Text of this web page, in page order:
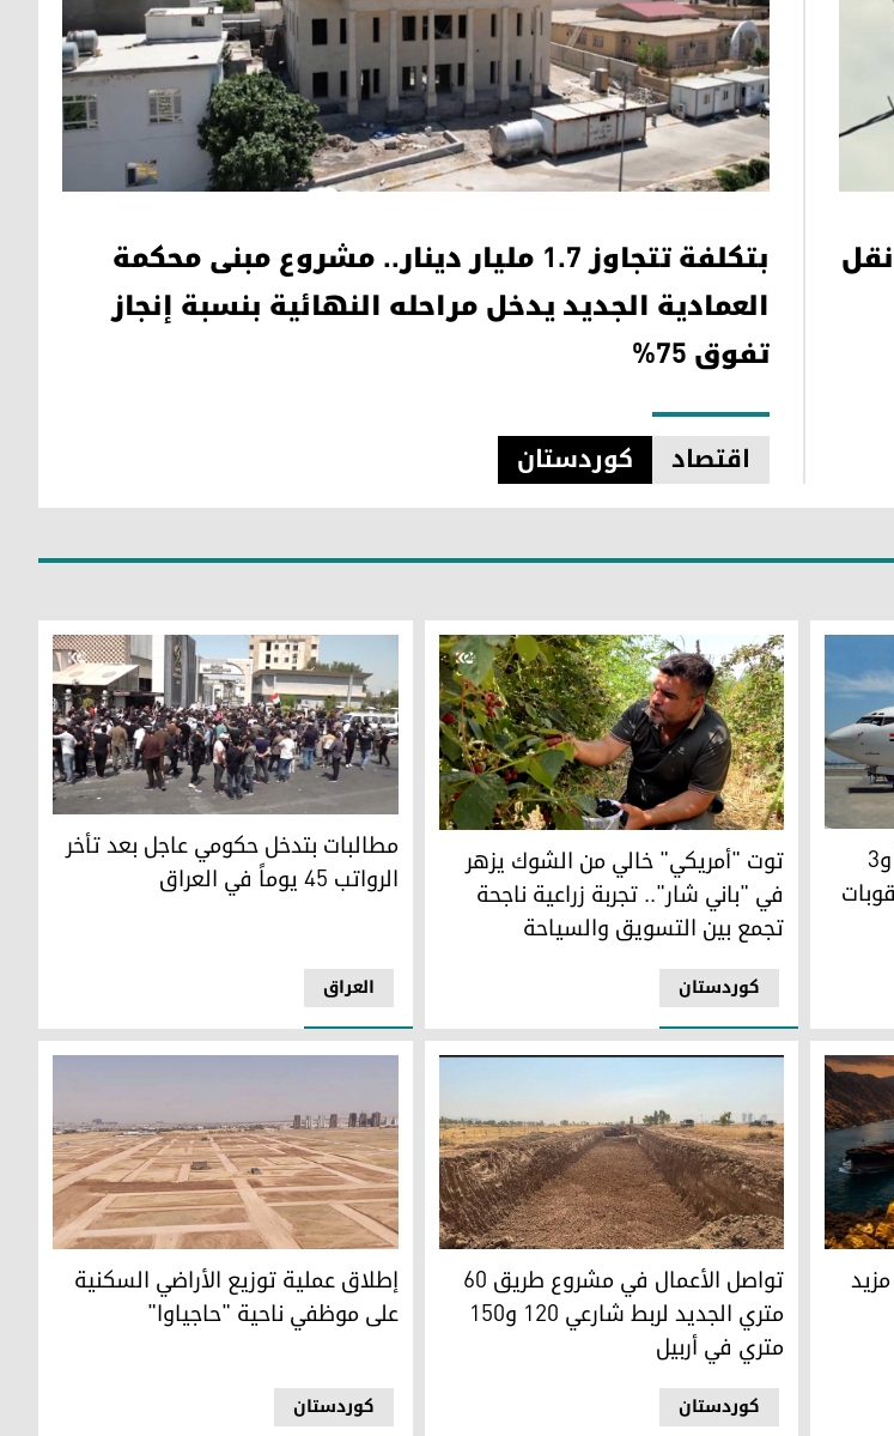
بتكلفة تتجاوز 1.7 مليار دينار.. مشروع مبنى محكمة العمادية الجديد يدخل مراحله النهائية بنسبة إنجاز تفوق 75%
اقتصاد کوردستان
بتكلفة تتجاوز 1.7 مليار دينار.. مشروع مبنى محكمة
العمادية الجديد يدخل مراحله النهائية بنسبة إنجاز
تفوق 75%
واشنطن تشطب "فلاي بغداد" و3
کوردستان
توت "أمريكي" خالي من الشوك يزهر
في "باني شار".. تجربة زراعية ناجحة
تجمع بين التسويق والسياحة
العراق
مطالبات بتدخل حكومي عاجل بعد تأخر
الرواتب 45 يوماً في العراق
کوردستان
تواصل الأعمال في مشروع طريق 60
متري الجديد لربط شارعي 120 و150
متري في أربيل
کوردستان
إطلاق عملية توزيع الأراضي السكنية
على موظفي ناحية "حاجياوا"